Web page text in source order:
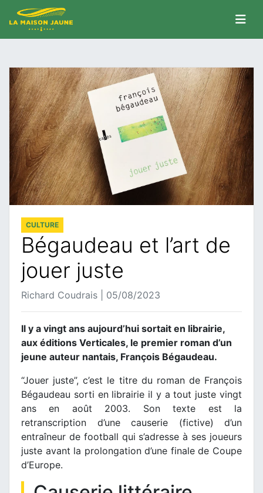
CULTURE
Bégaudeau et l’art de
jouer juste
Richard Coudrais | 05/08/2023
Il y a vingt ans aujourd’hui sortait en librairie,
aux éditions Verticales, le premier roman d’un
jeune auteur nantais, François Bégaudeau.
“Jouer juste”, c’est le titre du roman de François
Bégaudeau sorti en librairie il y a tout juste vingt
ans en août 2003. Son texte est la
retranscription d’une causerie (fictive) d’un
entraîneur de football qui s’adresse à ses joueurs
juste avant la prolongation d’une finale de Coupe
d’Europe.